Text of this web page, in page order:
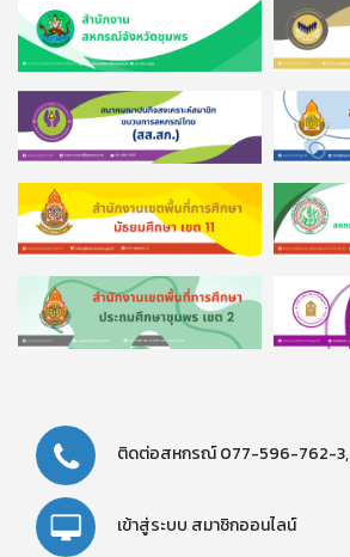
ติดต่อสหกรณ์077-596-762-3,
เข้าสู่ระบบ สมาชิกออนไลน์